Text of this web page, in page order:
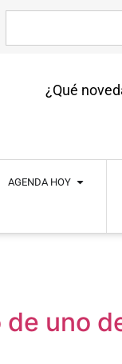
¿Qué
AGENDA HOY
uno